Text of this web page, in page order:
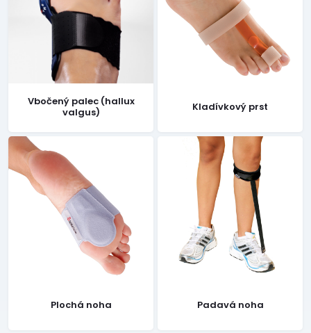
Vbočený palec (hallux
valgus)
Kladívkový prst
Plochá noha Padavá noha